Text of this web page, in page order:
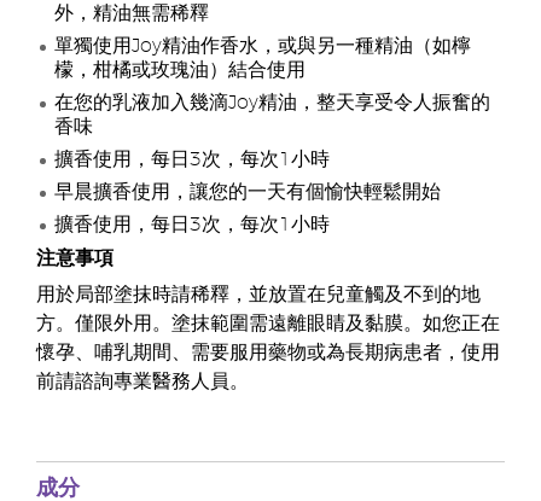
外，精油無需稀釋
單獨使用Joy精油作香水，或與另一種精油（如檸
檬，柑橘或玫瑰油）結合使用
在您的乳液加入幾滴Joy精油，整天享受令人振奮的
香味
擴香使用，每日3次，每次1小時
早晨擴香使用，讓您的一天有個愉快輕鬆開始
擴香使用，每日3次，每次1小時
注意事項
用於局部塗抹時請稀釋，並放置在兒童觸及不到的地
方。僅限外用。塗抹範圍需遠離眼睛及黏膜。如您正在
懷孕、哺乳期間、需要服用藥物或為長期病患者，使用
前請諮詢專業醫務人員。
成分